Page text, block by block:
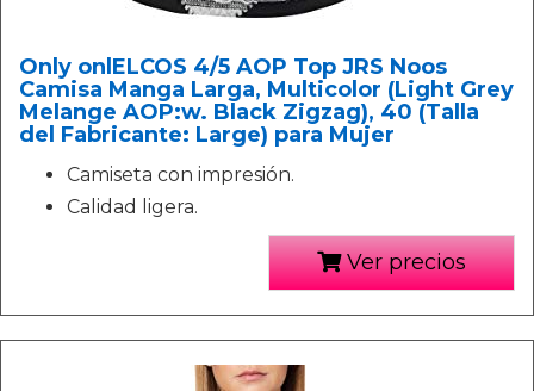
Only onlELCOS 4/5 AOP Top JRS Noos
Camisa Manga Larga, Multicolor (Light Grey
Melange AOP:w. Black Zigzag), 40 (Talla
del Fabricante: Large) para Mujer
Camiseta con impresión.
Calidad ligera.
Ver precios